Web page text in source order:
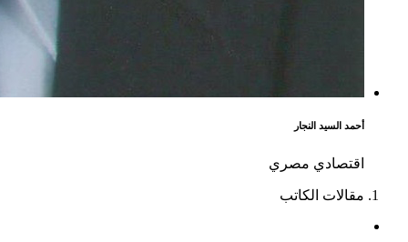
أحمد السيد النجار
اقتصادي مصري
مقالات الكاتب